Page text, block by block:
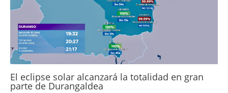
El eclipse solar alcanzará la totalidad en gran
parte de Durangaldea